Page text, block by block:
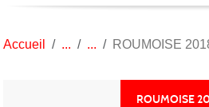
Accueil ROUMOISE
ROUMOISE